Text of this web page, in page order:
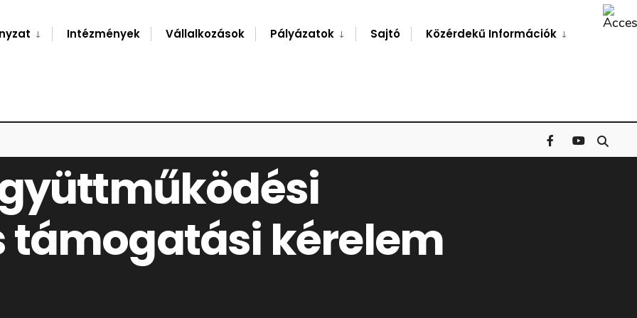
Intézmények Vállalkozások Pályázatok Sajtó Közérdekű Információk
kérelem
Window